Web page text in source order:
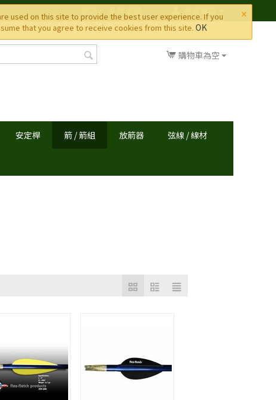
×
used on this site to provide the best user experience. If you
that you agree to receive cookies from this site.OK
會員專區
品牌瀏覽
購物車為空
安定桿 箭 / 箭組 放箭器 弦線 / 線材